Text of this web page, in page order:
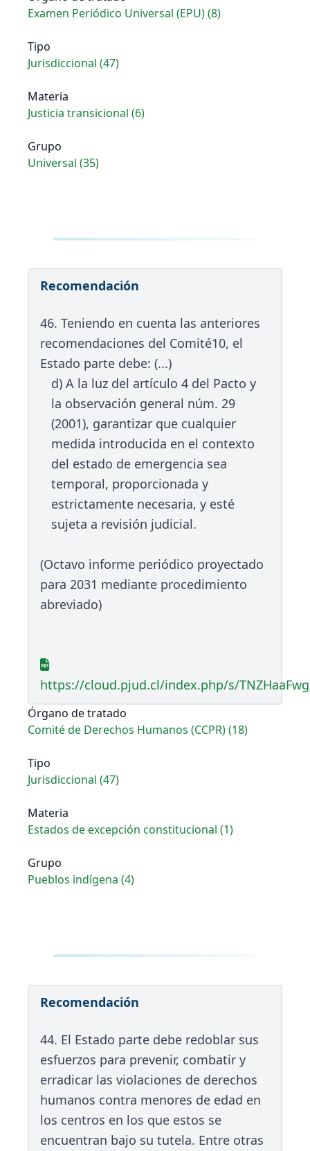
Examen Periódico Universal (EPU) (8)
Tipo
Jurisdiccional (47)
Materia
Justicia transicional (6)
Grupo
Universal (35)
Recomendación
46. Teniendo en cuenta las anteriores
recomendaciones del Comité10, el
Estado parte debe: (...)
d) A la luz del artículo 4 del Pacto y
la observación general núm. 29
(2001), garantizar que cualquier
medida introducida en el contexto
del estado de emergencia sea
temporal, proporcionada y
estrictamente necesaria, y esté
sujeta a revisión judicial.
(Octavo informe periódico proyectado
para 2031 mediante procedimiento
abreviado)
https://cloud.pjud.cl/index.php/s/
Órgano de tratado
Comité de Derechos Humanos (CCPR) (18)
Tipo
Jurisdiccional (47)
Materia
Estados de excepción constitucional (1)
Grupo
Pueblos indígena (4)
Recomendación
44. El Estado parte debe redoblar sus
esfuerzos para prevenir, combatir y
erradicar las violaciones de derechos
humanos contra menores de edad en
los centros en los que estos se
encuentran bajo su tutela. Entre otras